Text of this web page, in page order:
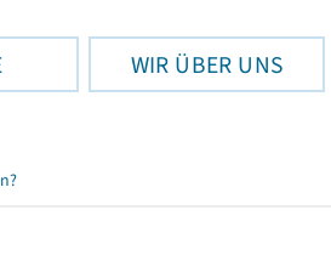
WIR ÜBER UNS